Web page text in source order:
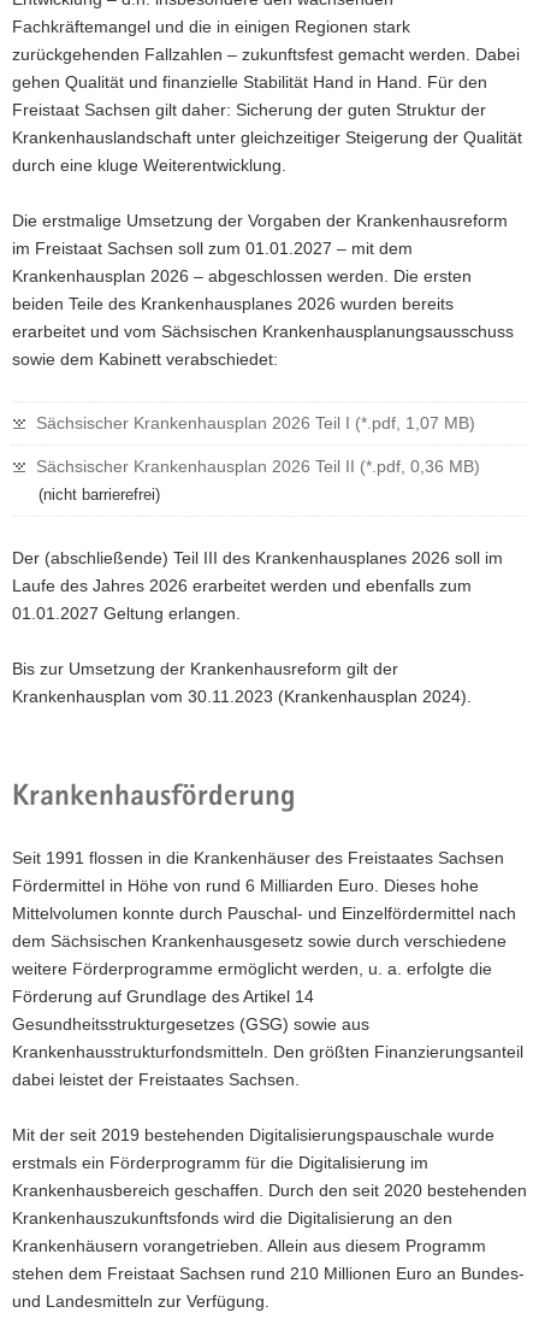
Fachkräftemangel und die in einigen Regionen stark
zurückgehenden Fallzahlen – zukunftsfest gemacht werden. Dabei
gehen Qualität und finanzielle Stabilität Hand in Hand. Für den
Freistaat Sachsen gilt daher: Sicherung der guten Struktur der
Krankenhauslandschaft unter gleichzeitiger Steigerung der Qualität
durch eine kluge Weiterentwicklung.
Die erstmalige Umsetzung der Vorgaben der Krankenhausreform
im Freistaat Sachsen soll zum 01.01.2027 – mit dem
Krankenhausplan 2026 – abgeschlossen werden. Die ersten
beiden Teile des Krankenhausplanes 2026 wurden bereits
erarbeitet und vom Sächsischen Krankenhausplanungsausschuss
sowie dem Kabinett verabschiedet:
Sächsischer Krankenhausplan 2026 Teil I (*.pdf, 1,07 MB)
Sächsischer Krankenhausplan 2026 Teil II (*.pdf, 0,36 MB)
(nicht barrierefrei)
Der (abschließende) Teil III des Krankenhausplanes 2026 soll im
Laufe des Jahres 2026 erarbeitet werden und ebenfalls zum
01.01.2027 Geltung erlangen.
Bis zur Umsetzung der Krankenhausreform gilt der
Krankenhausplan vom 30.11.2023 (Krankenhausplan 2024).
Krankenhausförderung
Seit 1991 flossen in die Krankenhäuser des Freistaates Sachsen
Fördermittel in Höhe von rund 6 Milliarden Euro. Dieses hohe
Mittelvolumen konnte durch Pauschal- und Einzelfördermittel nach
dem Sächsischen Krankenhausgesetz sowie durch verschiedene
weitere Förderprogramme ermöglicht werden, u. a. erfolgte die
Förderung auf Grundlage des Artikel 14
Gesundheitsstrukturgesetzes (GSG) sowie aus
Krankenhausstrukturfondsmitteln. Den größten Finanzierungsanteil
dabei leistet der Freistaates Sachsen.
Mit der seit 2019 bestehenden Digitalisierungspauschale wurde
erstmals ein Förderprogramm für die Digitalisierung im
Krankenhausbereich geschaffen. Durch den seit 2020 bestehenden
Krankenhauszukunftsfonds wird die Digitalisierung an den
Krankenhäusern vorangetrieben. Allein aus diesem Programm
stehen dem Freistaat Sachsen rund 210 Millionen Euro an Bundes-
und Landesmitteln zur Verfügung.